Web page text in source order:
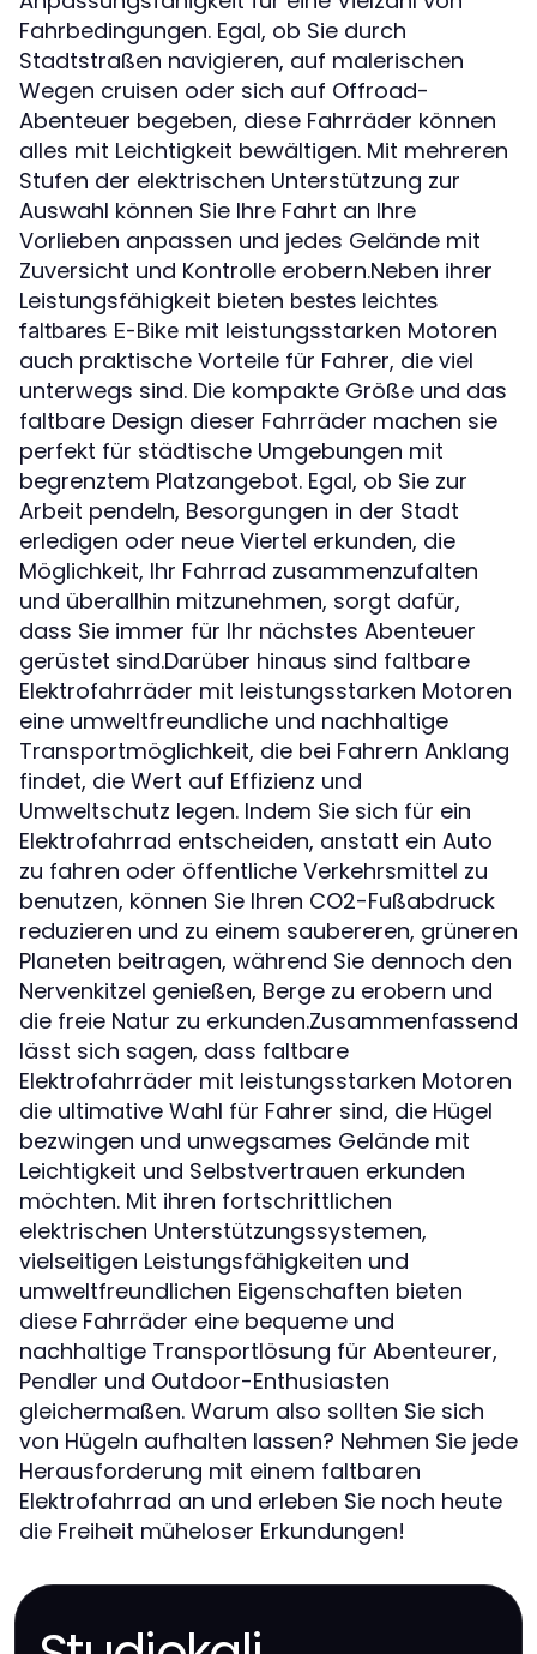
Fahrbedingungen. Egal, ob Sie durch
Stadtstraßen navigieren, auf malerischen
Wegen cruisen oder sich auf Offroad-
Abenteuer begeben, diese Fahrräder können
alles mit Leichtigkeit bewältigen. Mit mehreren
Stufen der elektrischen Unterstützung zur
Auswahl können Sie Ihre Fahrt an Ihre
Vorlieben anpassen und jedes Gelände mit
Zuversicht und Kontrolle erobern.Neben ihrer
Leistungsfähigkeit bieten bestes leichtes
faltbares E-Bike mit leistungsstarken Motoren
auch praktische Vorteile für Fahrer, die viel
unterwegs sind. Die kompakte Größe und das
faltbare Design dieser Fahrräder machen sie
perfekt für städtische Umgebungen mit
begrenztem Platzangebot. Egal, ob Sie zur
Arbeit pendeln, Besorgungen in der Stadt
erledigen oder neue Viertel erkunden, die
Möglichkeit, Ihr Fahrrad zusammenzufalten
und überallhin mitzunehmen, sorgt dafür,
dass Sie immer für Ihr nächstes Abenteuer
gerüstet sind.Darüber hinaus sind faltbare
Elektrofahrräder mit leistungsstarken Motoren
eine umweltfreundliche und nachhaltige
Transportmöglichkeit, die bei Fahrern Anklang
findet, die Wert auf Effizienz und
Umweltschutz legen. Indem Sie sich für ein
Elektrofahrrad entscheiden, anstatt ein Auto
zu fahren oder öffentliche Verkehrsmittel zu
benutzen, können Sie Ihren CO2-Fußabdruck
reduzieren und zu einem saubereren, grüneren
Planeten beitragen, während Sie dennoch den
Nervenkitzel genießen, Berge zu erobern und
die freie Natur zu erkunden.Zusammenfassend
lässt sich sagen, dass faltbare
Elektrofahrräder mit leistungsstarken Motoren
die ultimative Wahl für Fahrer sind, die Hügel
bezwingen und unwegsames Gelände mit
Leichtigkeit und Selbstvertrauen erkunden
möchten. Mit ihren fortschrittlichen
elektrischen Unterstützungssystemen,
vielseitigen Leistungsfähigkeiten und
umweltfreundlichen Eigenschaften bieten
diese Fahrräder eine bequeme und
nachhaltige Transportlösung für Abenteurer,
Pendler und Outdoor-Enthusiasten
gleichermaßen. Warum also sollten Sie sich
von Hügeln aufhalten lassen? Nehmen Sie jede
Herausforderung mit einem faltbaren
Elektrofahrrad an und erleben Sie noch heute
die Freiheit müheloser Erkundungen!